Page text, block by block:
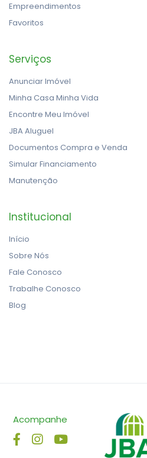
Empreendimentos
Favoritos
Serviços
Anunciar Imóvel
Minha Casa Minha Vida
Encontre Meu Imóvel
JBA Aluguel
Documentos Compra e Venda
Simular Financiamento
Manutenção
Institucional
Início
Sobre Nós
Fale Conosco
Trabalhe Conosco
Blog
Acompanhe